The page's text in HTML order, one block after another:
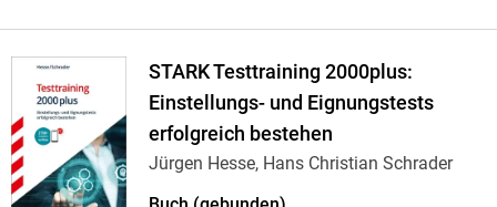
STARK Testtraining 2000plus:
Einstellungs- und Eignungstests
erfolgreich bestehen
Jürgen Hesse, Hans Christian Schrader